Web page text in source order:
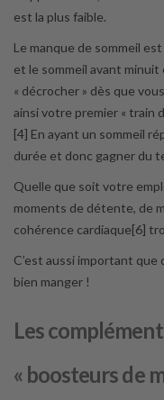
est la plus faible.
Le manque de sommeil
et le sommeil avant minuit
« décrocher » dès que
ainsi votre premier « train
[4] En ayant un sommeil
durée et donc gagner du
Quelle que soit votre
moments de détente, de
cohérence cardiaque[6]
C’est aussi important
bien manger !
Les
« boosteurs de